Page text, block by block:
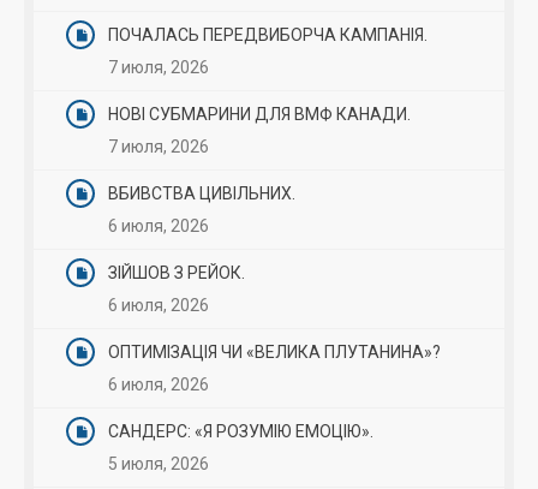
ПОЧАЛАСЬ ПЕРЕДВИБОРЧА КАМПАНІЯ.
7 июля, 2026
НОВІ СУБМАРИНИ ДЛЯ ВМФ КАНАДИ.
7 июля, 2026
ВБИВСТВА ЦИВІЛЬНИХ.
6 июля, 2026
ЗІЙШОВ З РЕЙОК.
6 июля, 2026
ОПТИМІЗАЦІЯ ЧИ «ВЕЛИКА ПЛУТАНИНА»?
6 июля, 2026
САНДЕРС: «Я РОЗУМІЮ ЕМОЦІЮ».
5 июля, 2026